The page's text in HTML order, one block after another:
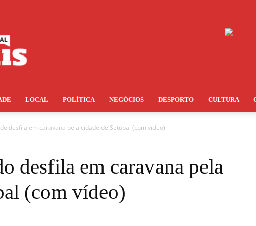
LOCAL POLÍTICA NEGÓCIOS DESPORTO CULTURA
desfila em caravana pela cidade de Setúbal (com vídeo)
desfila em caravana pela
(com vídeo)